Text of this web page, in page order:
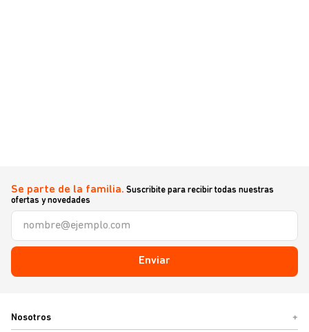
Se parte de la familia. Suscribite para recibir todas nuestras
ofertas y novedades
Enviar
Nosotros +